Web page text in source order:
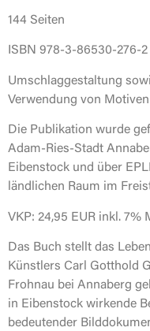
144 Seiten
ISBN 978-3-86530-276-2
Umschlaggestaltung
Verwendung von
Die Publikation wurde
Adam-Ries-Stadt
Eibenstock und über
ländlichen Raum im
VKP: 24,95 EUR inkl. 7%
Das Buch stellt das
Künstlers Carl Gotthold
Frohnau bei Annaberg
in Eibenstock wirkende
bedeutender